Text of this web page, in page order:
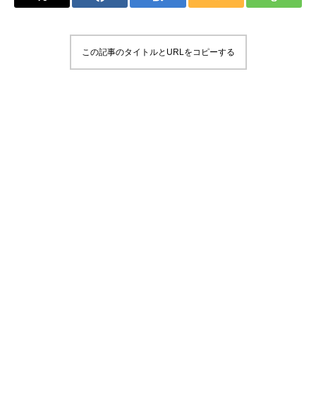
この記事のタイトルとURLをコピーする